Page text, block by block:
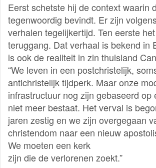
Eerst schetste hij de context waarin
tegenwoordig bevindt. Er zijn
verhalen tegelijkertijd. Ten eerste
teruggang. Dat verhaal is bekend in
is ook de realiteit in zin thuisland
“We leven in een postchristelijk,
antichristelijk tijdperk. Maar onze
infrastructuur nog zijn gebaseerd op
niet meer bestaat. Het verval is
jaren zestig en we zijn overgegaan
christendom naar een nieuw
We moeten een kerk
zijn die de verlorenen zoekt.”